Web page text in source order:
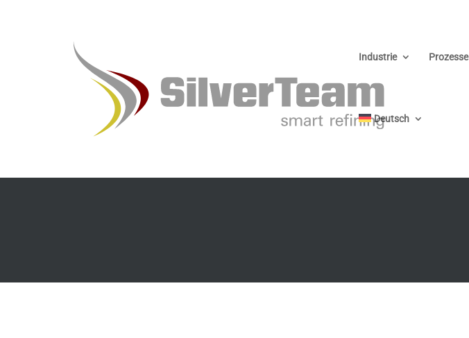
Industrie Prozesse
Deutsch